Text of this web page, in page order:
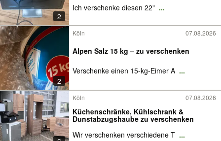
2
Ich verschenke diesen 22" ...
2
Köln 07.08.2026
Alpen Salz 15 kg – zu verschenken
Verschenke einen 15-kg-Eimer A ...
Köln 07.08.2026
Küchenschränke, Kühlschrank &
Dunstabzugshaube zu verschenken
Wir verschenken verschiedene T ...